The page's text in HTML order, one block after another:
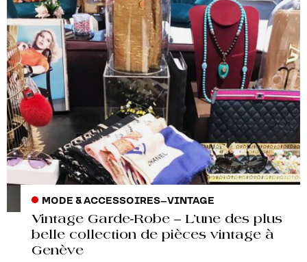
MODE & ACCESSOIRES–VINTAGE
Vintage Garde-Robe – L’une des plus
belle collection de pièces vintage à
Genève